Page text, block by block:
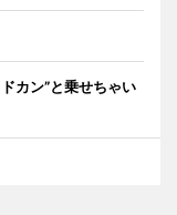
カン”と乗せちゃい